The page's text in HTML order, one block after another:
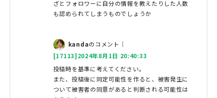
ざとフォロワーに自分の情報を教えたりした人数
も認められてしまうものでしょうか
kandaのコメント｜
[17113]2024年8月1日 20:40:33
投稿時を基準に考えてください。
また、投稿後に同定可能性を作ると、被害発生に
ついて被害者の同意があると判断される可能性は